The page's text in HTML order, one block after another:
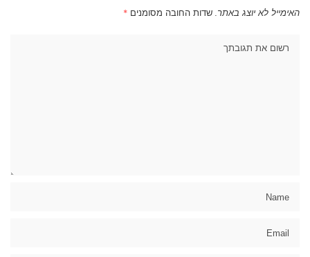
האימייל לא יוצג באתר. שדות החובה מסומנים *